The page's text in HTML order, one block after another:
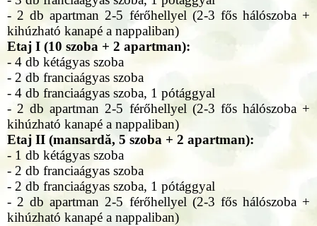
- 2 db apartman 2-5 férőhellyel (2-3 fős hálószoba +
kihúzható kanapé a nappaliban)
Etaj I (10 szoba + 2 apartman):
- 4 db kétágyas szoba
- 2 db franciaágyas szoba
- 4 db franciaágyas szoba, 1 pótággyal
- 2 db apartman 2-5 férőhellyel (2-3 fős hálószoba +
kihúzható kanapé a nappaliban)
Etaj II (mansardă, 5 szoba + 2 apartman):
- 1 db kétágyas szoba
- 2 db franciaágyas szoba
- 2 db franciaágyas szoba, 1 pótággyal
- 2 db apartman 2-5 férőhellyel (2-3 fős hálószoba +
kihúzható kanapé a nappaliban)